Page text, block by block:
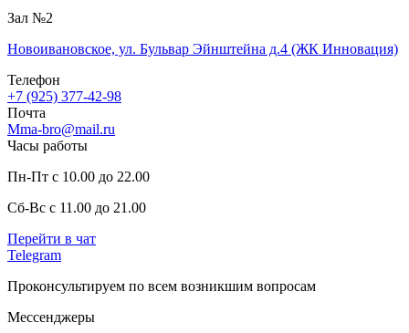
Зал №2
Новоивановское, ул. Бульвар Эйнштейна д.4 (ЖК Инновация)
Телефон
+7 (925) 377-42-98
Почта
Mma-bro@mail.ru
Часы работы
Пн-Пт с 10.00 до 22.00
Сб-Вс с 11.00 до 21.00
Перейти в чат
Telegram
Проконсультируем по всем возникшим вопросам
Мессенджеры